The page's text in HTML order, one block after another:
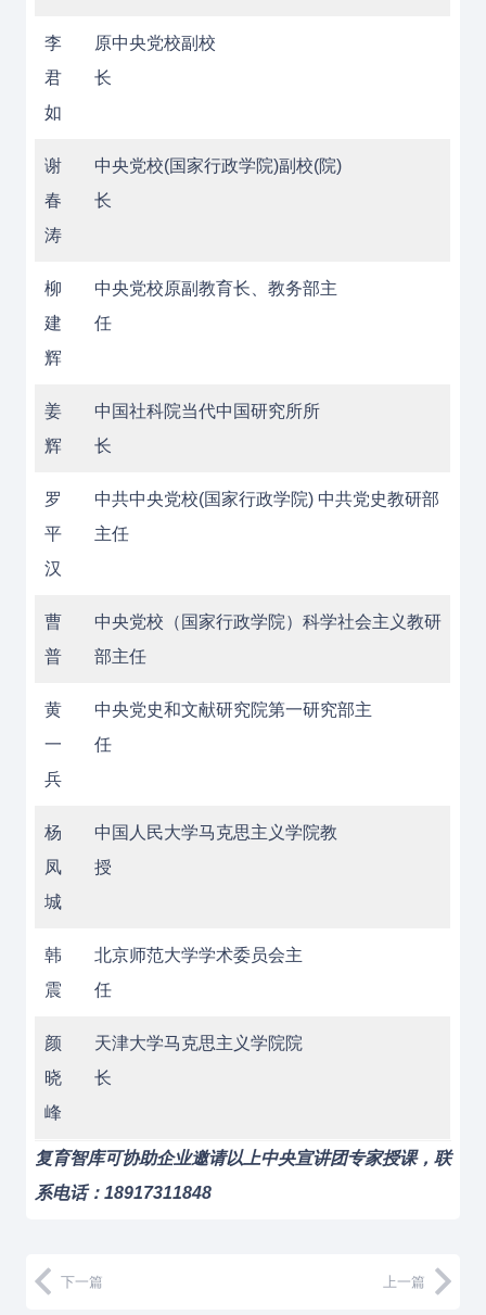
李
君
如
原中央党校副校
长
谢
春
涛
中央党校(国家行政学院)副校(院)
长
柳
建
辉
中央党校原副教育长、教务部主
任
姜
辉
中国社科院当代中国研究所所
长
罗
平
汉
中共中央党校(国家行政学院) 中共党史教研部
主任
曹
普
中央党校（国家行政学院）科学社会主义教研
部主任
黄
一
兵
中央党史和文献研究院第一研究部主
任
杨
凤
城
中国人民大学马克思主义学院教
授
韩
震
北京师范大学学术委员会主
任
颜
晓
峰
天津大学马克思主义学院院
长
复育智库可协助企业邀请以上中央宣讲团专家授课，联
系电话：18917311848
下一篇 上一篇